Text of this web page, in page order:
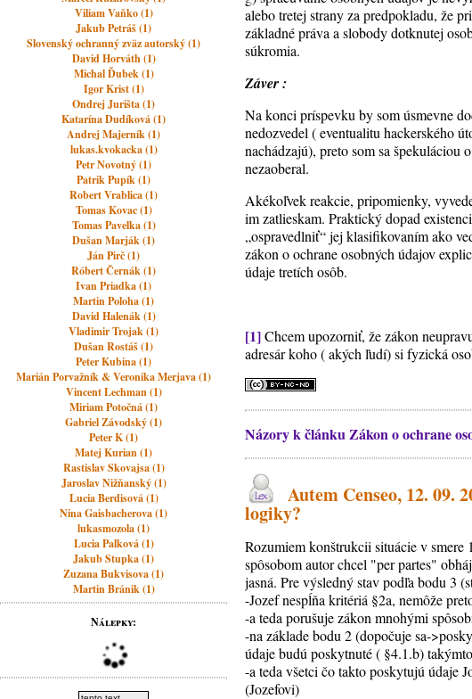
Viliam Vaňko (1)
Jakub Petráš (1)
Slovenský ochranný zväz autorský (1)
David Horváth (1)
Michal Ďubek (1)
Igor Krist (1)
Ondrej Jurišta (1)
Katarína Dudíková (1)
Andrej Majerník (1)
lukas.kvokacka (1)
Petr Novotný (1)
Patrik Pupík (1)
Robert Vrablica (1)
Tomas Kovac (1)
Tomas Pavelka (1)
Dušan Marják (1)
Ján Pirč (1)
Róbert Černák (1)
Ivan Priadka (1)
Martin Poloha (1)
David Halenák (1)
Vladimir Trojak (1)
Dušan Rostáš (1)
Peter Kubina (1)
Marián Porvažník & Veronika Merjava (1)
Vincent Lechman (1)
Miriam Potočná (1)
Gabriel Závodský (1)
Peter K (1)
Matej Kurian (1)
Rastislav Skovajsa (1)
Jaroslav Nižňanský (1)
Lucia Berdisová (1)
Nina Gaisbacherova (1)
lukasmozola (1)
Lucia Palková (1)
Jakub Stupka (1)
Zuzana Bukvisova (1)
Martin Bránik (1)
Nálepky:
alebo tretej strany za predpokladu, že
základné práva a slobody dotknutej
súkromia.
Záver :
Na konci príspevku by som úsmevne
nedozvedel ( eventualitu hackerského
nachádzajú), preto som sa špekuláciou
nezaoberal.
Akékoľvek reakcie, pripomienky,
im zatlieskam. Praktický dopad
„ospravedlniť“ jej klasifikovaním ako
zákon o ochrane osobných údajov
údaje tretích osôb.
[1]Chcem upozorniť, že zákon
adresár koho ( akých ľudí) si fyzická
Názory k článku Zákon o ochrane
Autem Censeo, 12. 09.
logiky?
Rozumiem konštrukcii situácie v smere
spôsobom autor chcel "per partes"
jasná. Pre výsledný stav podľa bodu 3
-Jozef nespĺňa kritériá §2a, nemôže
-a teda porušuje zákon mnohými
-na základe bodu 2 (dopočuje sa-
údaje budú poskytnuté ( §4.1.b)
-a teda všetci čo takto poskytujú údaje
(Jozefovi)